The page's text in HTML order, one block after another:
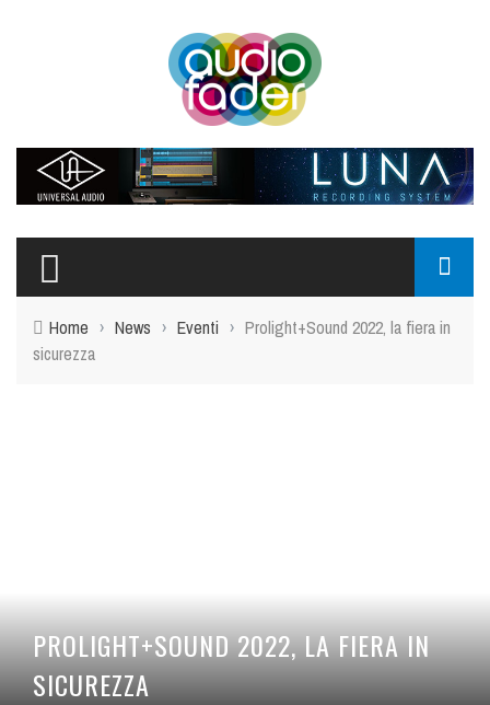
Home › News › Eventi › Prolight+Sound 2022, la fiera in
sicurezza
PROLIGHT+SOUND 2022, LA FIERA IN
SICUREZZA